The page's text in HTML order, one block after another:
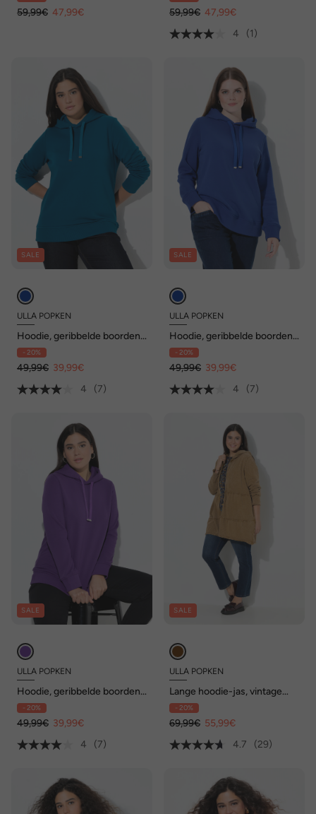
59,99€ 47,99€ 59,99€ 47,99€
4
(1)
SALE
ULLA POPKEN
Hoodie, geribbelde boorden,
capuchon, lange mouwen
- 20%
49,99€ 39,99€
4
(7)
SALE
ULLA POPKEN
Hoodie, geribbelde boorden,
capuchon, lange mouwen
- 20%
49,99€ 39,99€
4
(7)
SALE
ULLA POPKEN
Hoodie, geribbelde boorden,
capuchon, lange mouwen
- 20%
49,99€ 39,99€
4
(7)
SALE
ULLA POPKEN
Lange hoodie-jas, vintage
look, A-lijn, capuchon
- 20%
69,99€ 55,99€
4.7
(29)